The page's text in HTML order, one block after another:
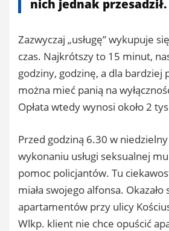
nich jednak przesadził.
Zazwyczaj „usługę” wykupuje
czas. Najkrótszy to 15 minut,
godziny, godzinę, a dla bardziej
można mieć panią na
Opłata wtedy wynosi około 2
Przed godziną 6.30 w
wykonaniu usługi seksualnej
pomoc policjantów. Tu
miała swojego alfonsa.
apartamentów przy ulicy
Wlkp. klient nie chce opuścić